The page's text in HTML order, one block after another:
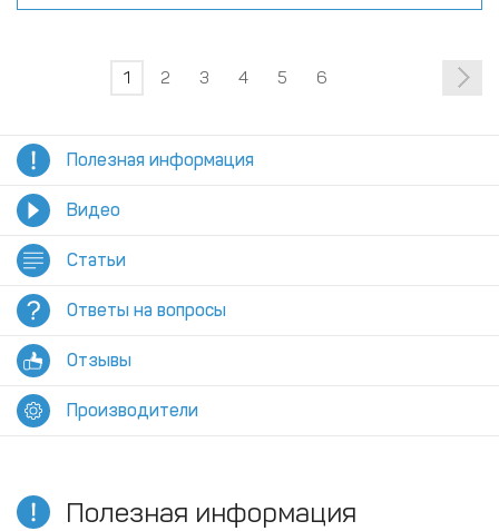
1 2 3 4 5 6
Полезная информация
Видео
Статьи
Ответы на вопросы
Отзывы
Производители
Полезная информация